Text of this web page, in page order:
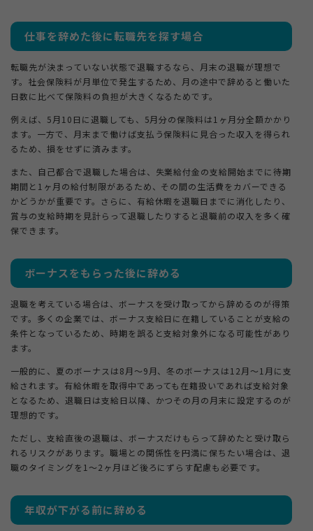
仕事を辞めた後に転職先を探す場合
転職先が決まっていない状態で退職するなら、月末の退職が理想で
す。社会保険料が月単位で発生するため、月の途中で辞めると働いた
日数に比べて保険料の負担が大きくなるためです。
例えば、5月10日に退職しても、5月分の保険料は1ヶ月分全額かかり
ます。一方で、月末まで働けば支払う保険料に見合った収入を得られ
るため、損をせずに済みます。
また、自己都合で退職した場合は、失業給付金の支給開始までに待期
期間と1ヶ月の給付制限があるため、その間の生活費をカバーできる
かどうかが重要です。さらに、有給休暇を退職日までに消化したり、
賞与の支給時期を見計らって退職したりすると退職前の収入を多く確
保できます。
ボーナスをもらった後に辞める
退職を考えている場合は、ボーナスを受け取ってから辞めるのが得策
です。多くの企業では、ボーナス支給日に在籍していることが支給の
条件となっているため、時期を誤ると支給対象外になる可能性があり
ます。
一般的に、夏のボーナスは8月〜9月、冬のボーナスは12月〜1月に支
給されます。有給休暇を取得中であっても在籍扱いであれば支給対象
となるため、退職日は支給日以降、かつその月の月末に設定するのが
理想的です。
ただし、支給直後の退職は、ボーナスだけもらって辞めたと受け取ら
れるリスクがあります。職場との関係性を円満に保ちたい場合は、退
職のタイミングを1〜2ヶ月ほど後ろにずらす配慮も必要です。
年収が下がる前に辞める